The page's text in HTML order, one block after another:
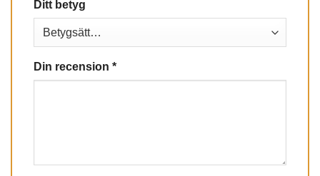
Ditt betyg
Din recension *